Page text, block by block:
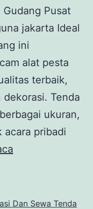
Pusat
jakarta Ideal
ini
alat pesta
terbaik,
Tenda
ukuran,
acara pribadi
Roder
Dan Sewa Tenda